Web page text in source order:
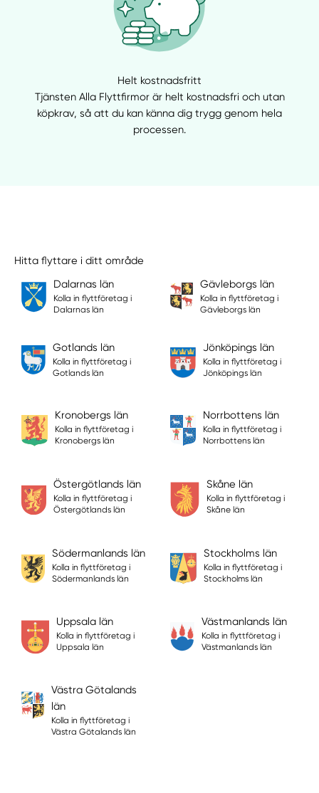
Helt kostnadsfritt
Tjänsten Alla Flyttfirmor är helt kostnadsfri och utan
köpkrav, så att du kan känna dig trygg genom hela
processen.
Hitta flyttare i ditt område
Dalarnas län
Kolla in flyttföretag i
Dalarnas län
Gävleborgs län
Kolla in flyttföretag i
Gävleborgs län
Gotlands län
Kolla in flyttföretag i
Gotlands län
Jönköpings län
Kolla in flyttföretag i
Jönköpings län
Kronobergs län
Kolla in flyttföretag i
Kronobergs län
Norrbottens län
Kolla in flyttföretag i
Norrbottens län
Östergötlands län
Kolla in flyttföretag i
Östergötlands län
Skåne län
Kolla in flyttföretag i
Skåne län
Södermanlands län
Kolla in flyttföretag i
Södermanlands län
Stockholms län
Kolla in flyttföretag i
Stockholms län
Uppsala län
Kolla in flyttföretag i
Uppsala län
Västmanlands län
Kolla in flyttföretag i
Västmanlands län
Västra Götalands
län
Kolla in flyttföretag i
Västra Götalands län